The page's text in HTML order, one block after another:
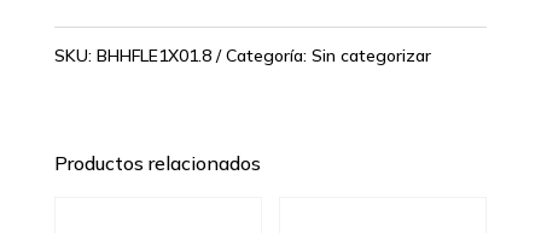
SKU: BHHFLE1X01.8 Categoría: Sin categorizar
Productos relacionados